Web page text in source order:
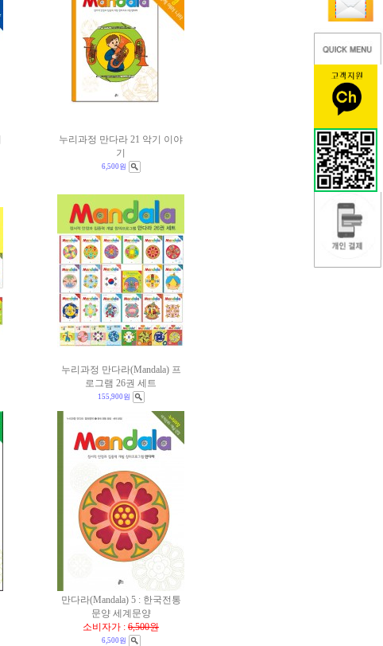
누리과정 만다라 21 악기 이야
기
6,500원
누리과정 만다라(Mandala) 프
로그램 26권 세트
155,900원
만다라(Mandala) 5 : 한국전통
문양 세계문양
소비자가 : 6,500원
6,500원